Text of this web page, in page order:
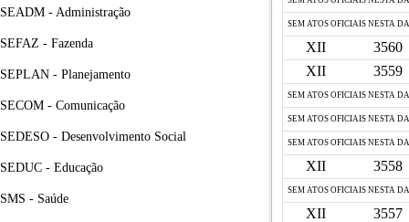
SEADM - Administração
SEFAZ - Fazenda
SEPLAN - Planejamento
SECOM - Comunicação
SEDESO - Desenvolvimento Social
SEDUC - Educação
SMS - Saúde
SEM ATOS OFICIAIS NESTA
XII
3560
XII
3559
SEM ATOS OFICIAIS NESTA
SEM ATOS OFICIAIS NESTA
SEM ATOS OFICIAIS NESTA
XII 3558
SEM ATOS OFICIAIS NESTA
XII
3557